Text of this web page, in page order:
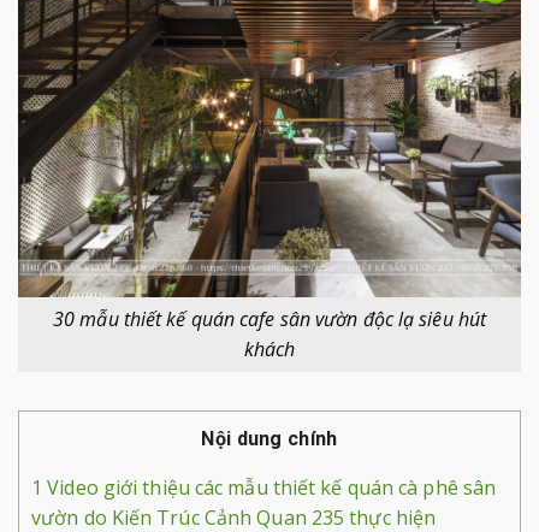
30 mẫu thiết kế quán cafe sân vườn độc lạ siêu hút
khách
Nội dung chính
1 Video giới thiệu các mẫu thiết kế quán cà phê sân
vườn do Kiến Trúc Cảnh Quan 235 thực hiện